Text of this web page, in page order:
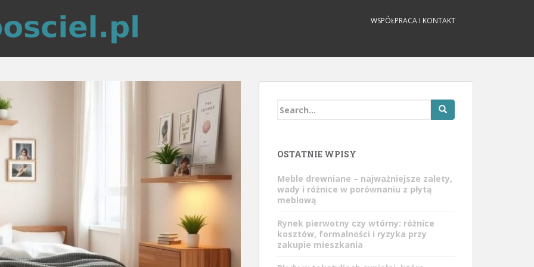
WSPÓŁPRACA I KONTAKT
Search
OSTATNIE WPISY
Meble drewniane – najważniejsze zalety,
wady i różnice w porównaniu z płytą
meblową
Rynek pierwotny czy wtórny: różnice
kosztów, formalności i ryzyka przy
zakupie mieszkania